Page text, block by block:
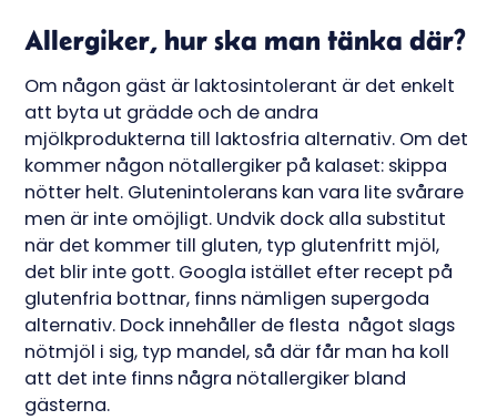
Allergiker, hur ska man tänka där?
Om någon gäst är laktosintolerant är det enkelt
att byta ut grädde och de andra
mjölkprodukterna till laktosfria alternativ. Om det
kommer någon nötallergiker på kalaset: skippa
nötter helt. Glutenintolerans kan vara lite svårare
men är inte omöjligt. Undvik dock alla substitut
när det kommer till gluten, typ glutenfritt mjöl,
det blir inte gott. Googla istället efter recept på
glutenfria bottnar, finns nämligen supergoda
alternativ. Dock innehåller de flesta något slags
nötmjöl i sig, typ mandel, så där får man ha koll
att det inte finns några nötallergiker bland
gästerna.